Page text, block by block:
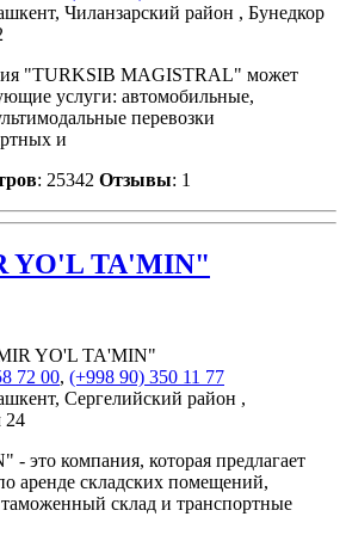
Чиланзарский район , Бунедкор
"TURKSIB MAGISTRAL" может
услуги: автомобильные,
перевозки
и
: 25342 Отзывы: 1
TA'MIN"
72 00, (+998 90) 350 11 77
Сергелийский район ,
24
это компания, которая предлагает
аренде складских помещений,
склад и транспортные